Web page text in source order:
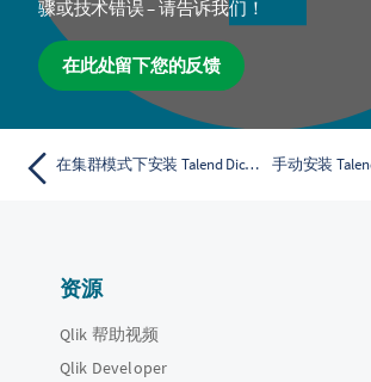
骤或技术错误 – 请告诉我们！
在此处留下您的反馈
在集群模式下安装 Talend Dictionary Service
资源
Qlik 帮助视频
Qlik Developer